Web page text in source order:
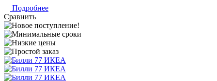
Подробнее
Сравнить